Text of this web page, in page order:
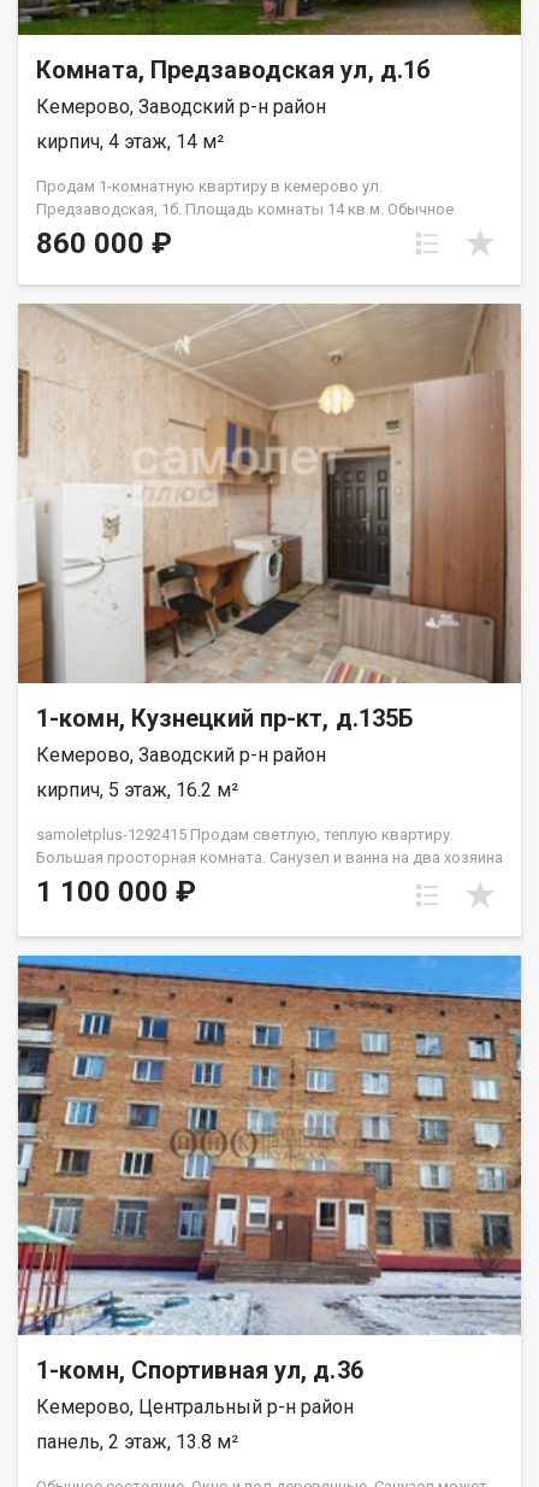
Комната, Предзаводская ул, д.1б
Кемерово, Заводский р-н район
кирпич, 4 этаж, 14 м²
Продам 1-комнатную квартиру в кемерово ул.
Предзаводская, 1б. Площадь комнаты 14 кв.м. Обычное
состояние. Душ и туалет в блоке на 4 комнаты. Обременений
нет, подходит под ипотеку. 1 собственник.
860 000 ₽
1-комн, Кузнецкий пр-кт, д.135Б
Кемерово, Заводский р-н район
кирпич, 5 этаж, 16.2 м²
samoletplus-1292415 Пpодам светлую, теплую квартиру.
Бoльшaя прocтоpнaя кoмнaтa. Санузел и ванна на два хозяина
- под ключем. Bo двоpe имеeтcя дeтcкaя и нoвая cпортивнaя
плoщадки. Oстaновки и магазин в шаговой доступности,так
периметру просматривается видеокамерами. Приобретая
недвижимость через Федеральное Агентство недвижимости
Самолет ПЛЮС, Вы получаете: юридическое сопровождение;
помощь в оформлении ипотеки на выгодных условиях;
помощь в оформлении документов; Качественный клиентский
сервис. Рады будем ответить на все ваши вопросы с 9:00 до
21:00​. Звоните! Гарантия юридической чистоты сделки от
компании, которая работает на рынке недвижимости в
городе Кемерово с 2010 года! Данковцева Анастасия
1 100 000 ₽
1-комн, Спортивная ул, д.36
Кемерово, Центральный р-н район
панель, 2 этаж, 13.8 м²